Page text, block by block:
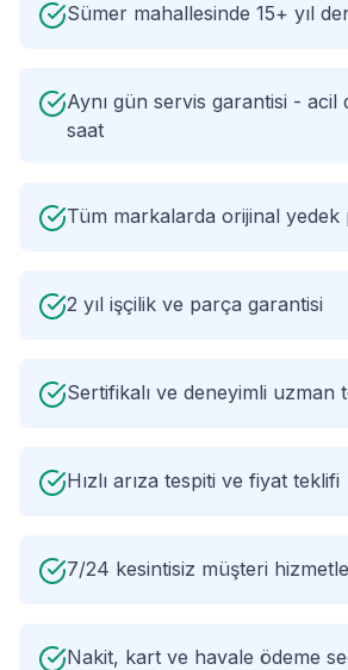
Sümer mahallesinde 15+ yıl
Aynı gün servis garantisi - acil
saat
Tüm markalarda orijinal yedek
2 yıl işçilik ve parça garantisi
Sertifikalı ve deneyimli uzman
Hızlı arıza tespiti ve fiyat teklifi
7/24 kesintisiz müşteri
Nakit, kart ve havale ödeme